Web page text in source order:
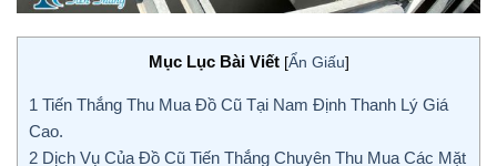
Mục Lục Bài Viết [Ẩn Giấu]
1 Tiến Thắng Thu Mua Đồ Cũ Tại Nam Định Thanh Lý Giá
Cao.
2 Dịch Vụ Của Đồ Cũ Tiến Thắng Chuyên Thu Mua Các Mặt